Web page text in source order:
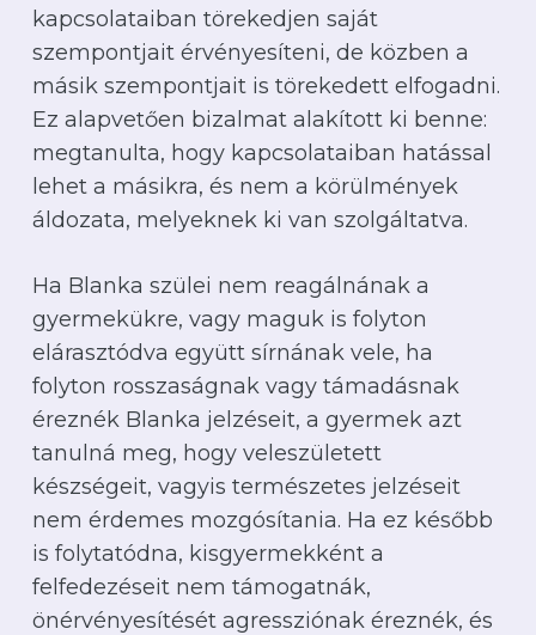
kapcsolataiban törekedjen saját
szempontjait érvényesíteni, de közben a
másik szempontjait is törekedett elfogadni.
Ez alapvetően bizalmat alakított ki benne:
megtanulta, hogy kapcsolataiban hatással
lehet a másikra, és nem a körülmények
áldozata, melyeknek ki van szolgáltatva.
Ha Blanka szülei nem reagálnának a
gyermekükre, vagy maguk is folyton
elárasztódva együtt sírnának vele, ha
folyton rosszaságnak vagy támadásnak
éreznék Blanka jelzéseit, a gyermek azt
tanulná meg, hogy veleszületett
készségeit, vagyis természetes jelzéseit
nem érdemes mozgósítania. Ha ez később
is folytatódna, kisgyermekként a
felfedezéseit nem támogatnák,
önérvényesítését agressziónak éreznék, és